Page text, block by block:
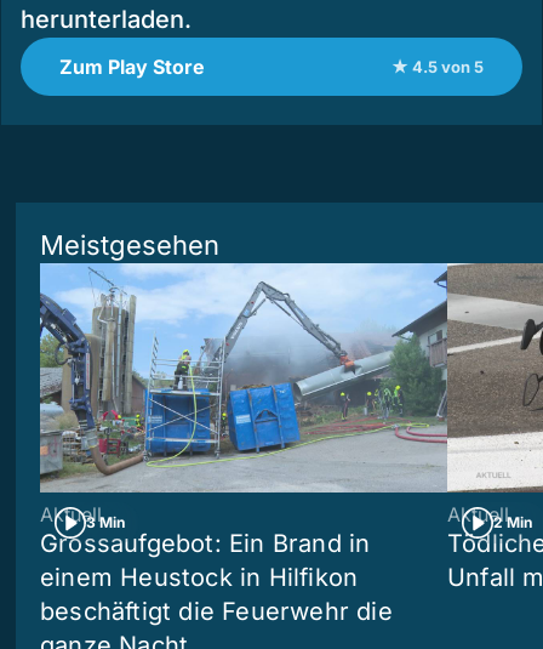
herunterladen.
Zum Play Store ★ 4.5 von 5
Meistgesehen
3 Min
Aktuell
Grossaufgebot: Ein Brand in
einem Heustock in Hilfikon
beschäftigt die Feuerwehr die
2 Min
Aktuell
Unfall